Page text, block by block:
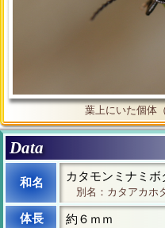
葉上にいた個体
Data
和名 カタモンミナミボ
別名：カタアカホ
体長 約６ｍｍ